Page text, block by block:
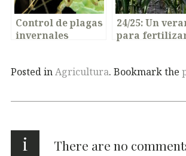
Control de plagas
invernales
24/25:Un
para
Posted inAgricultura. Bookmark the
i There are no